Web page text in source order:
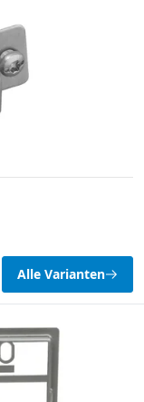
Alle Varianten